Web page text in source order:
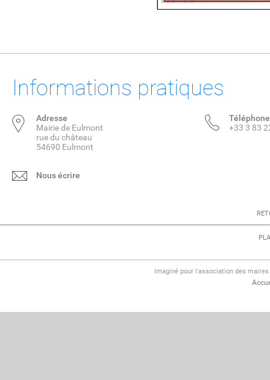
Informations pratiques
Adresse
Mairie de Eulmont
rue du château
54690 Eulmont
Nous écrire
Téléphone
+33 3 83
Imaginé pour l'association des